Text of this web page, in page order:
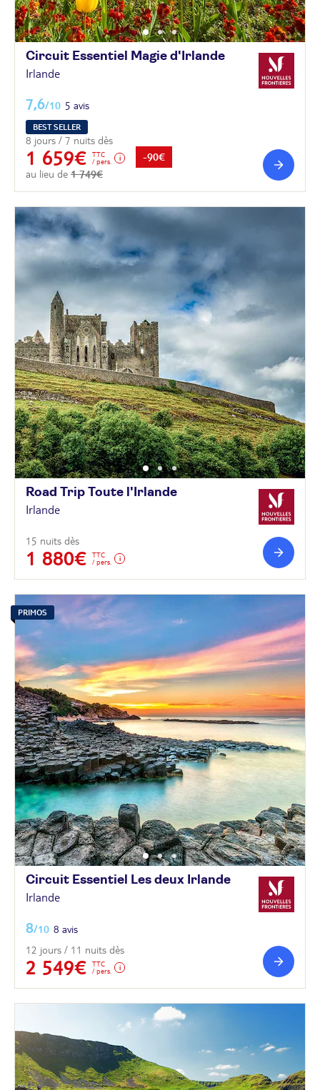
Circuit Essentiel Magie d'Irlande
Irlande
7,6/10 5 avis
BEST SELLER
8 jours / 7 nuits dès
1 659€
TTC
/ pers.
au lieu de 1 749€
-90€
Road Trip Toute l'Irlande
Irlande
15 nuits dès
1 880€
TTC
/ pers.
PRIMOS
Circuit Essentiel Les deux Irlande
Irlande
8/10 8 avis
12 jours / 11 nuits dès
2 549€
TTC
/ pers.